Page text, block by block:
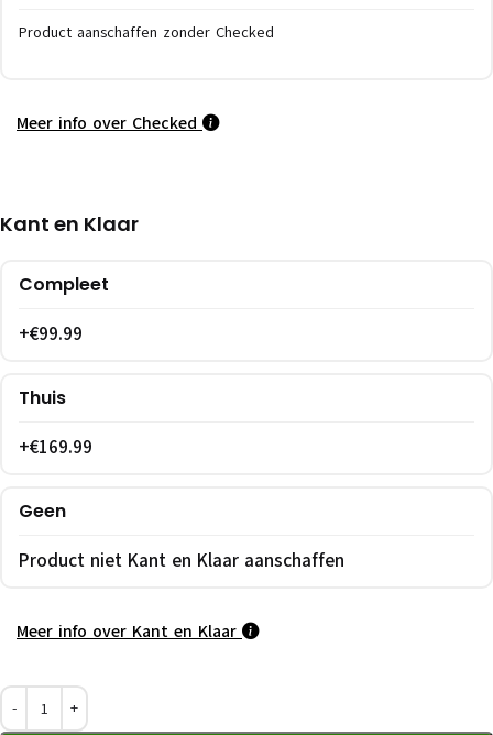
Product aanschaffen zonder Checked
Meer info over Checked
Kant en Klaar
Compleet
+€99.99
Thuis
+€169.99
Geen
Product niet Kant en Klaar aanschaffen
Meer info over Kant en Klaar